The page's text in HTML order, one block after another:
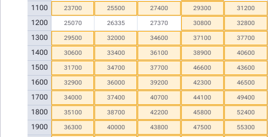
1100
1200
1300
1400
1500
1600
1700
1800
1900
23700 25500 27400 29300 31200
25070 26335 27370 30800 32800
29500 32000 34600 37100 37700
30600 33400 36100 38900 40600
31700 34700 37700 46600 43600
32900 36000 39200 42300 46500
34000 37400 40700 44100 49400
35100 38700 42200 45800 52400
36300 40000 43800 47500 55300